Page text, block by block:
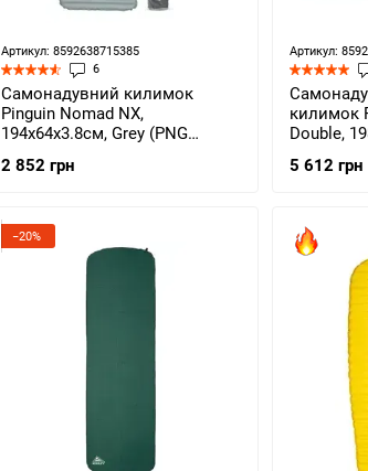
Артикул: 8592638715385
6
Самонадувний килимок
Pinguin Nomad NX,
194x64x3.8см, Grey (PNG
2 852 грн
Артикул:
килимок
Double,
5 612 грн
−20%